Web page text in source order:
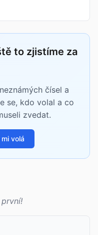
to zjistíme za
čísel a
se, kdo volal a co
zvedat.
volá